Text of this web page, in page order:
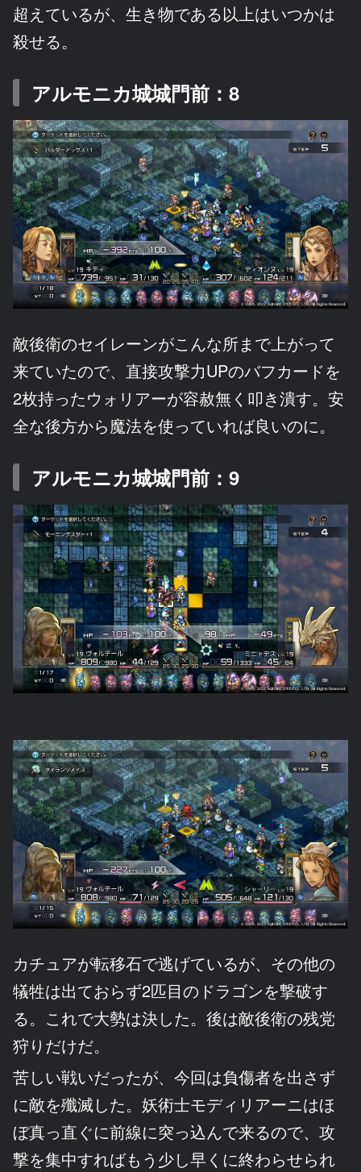
超えているが、生き物である以上はいつかは
殺せる。
アルモニカ城城門前：8
敵後衛のセイレーンがこんな所まで上がって
来ていたので、直接攻撃力UPのバフカードを
2枚持ったウォリアーが容赦無く叩き潰す。安
全な後方から魔法を使っていれば良いのに。
アルモニカ城城門前：9
カチュアが転移石で逃げているが、その他の
犠牲は出ておらず2匹目のドラゴンを撃破す
る。これで大勢は決した。後は敵後衛の残党
狩りだけだ。
苦しい戦いだったが、今回は負傷者を出さず
に敵を殲滅した。妖術士モディリアーニはほ
ぼ真っ直ぐに前線に突っ込んで来るので、攻
撃を集中すればもう少し早くに終わらせられ